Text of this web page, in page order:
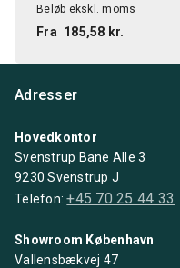
Beløb ekskl. moms
Fra 185,58 kr.
Adresser
Hovedkontor
Svenstrup Bane Alle 3
9230 Svenstrup J
Telefon:+45 70 25 44 33
Showroom København
Vallensbækvej 47